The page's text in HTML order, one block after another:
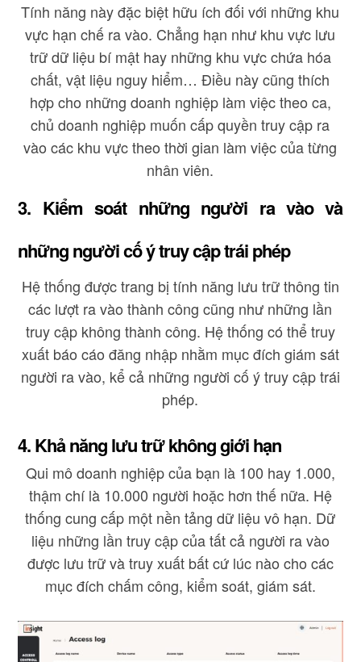
Tính năng này đặc biệt hữu ích đối với những khu
vực hạn chế ra vào. Chẳng hạn như khu vực lưu
trữ dữ liệu bí mật hay những khu vực chứa hóa
chất, vật liệu nguy hiểm… Điều này cũng thích
hợp cho những doanh nghiệp làm việc theo ca,
chủ doanh nghiệp muốn cấp quyền truy cập ra
vào các khu vực theo thời gian làm việc của từng
nhân viên.
3. Kiểm soát những người ra vào và
những người cố ý truy cập trái phép
Hệ thống được trang bị tính năng lưu trữ thông tin
các lượt ra vào thành công cũng như những lần
truy cập không thành công. Hệ thống có thể truy
xuất báo cáo đăng nhập nhằm mục đích giám sát
người ra vào, kể cả những người cố ý truy cập trái
phép.
4. Khả năng lưu trữ không giới hạn
Qui mô doanh nghiệp của bạn là 100 hay 1.000,
thậm chí là 10.000 người hoặc hơn thế nữa. Hệ
thống cung cấp một nền tảng dữ liệu vô hạn. Dữ
liệu những lần truy cập của tất cả người ra vào
được lưu trữ và truy xuất bất cứ lúc nào cho các
mục đích chấm công, kiểm soát, giám sát.